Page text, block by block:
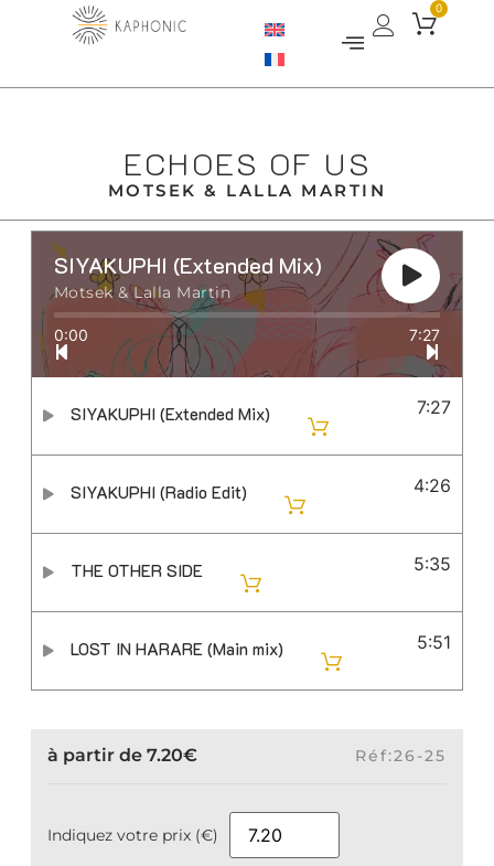
0
MOTSEK & LALLA MARTIN
ECHOES OF US
SIYAKUPHI (Extended Mix)
Motsek & Lalla Martin
0:00 7:27
SIYAKUPHI (Extended Mix) 7:27
SIYAKUPHI (Radio Edit) 4:26
THE OTHER SIDE 5:35
LOST IN HARARE (Main mix) 5:51
à partir de 7.20€ Réf:26-25
Indiquez votre prix (€)